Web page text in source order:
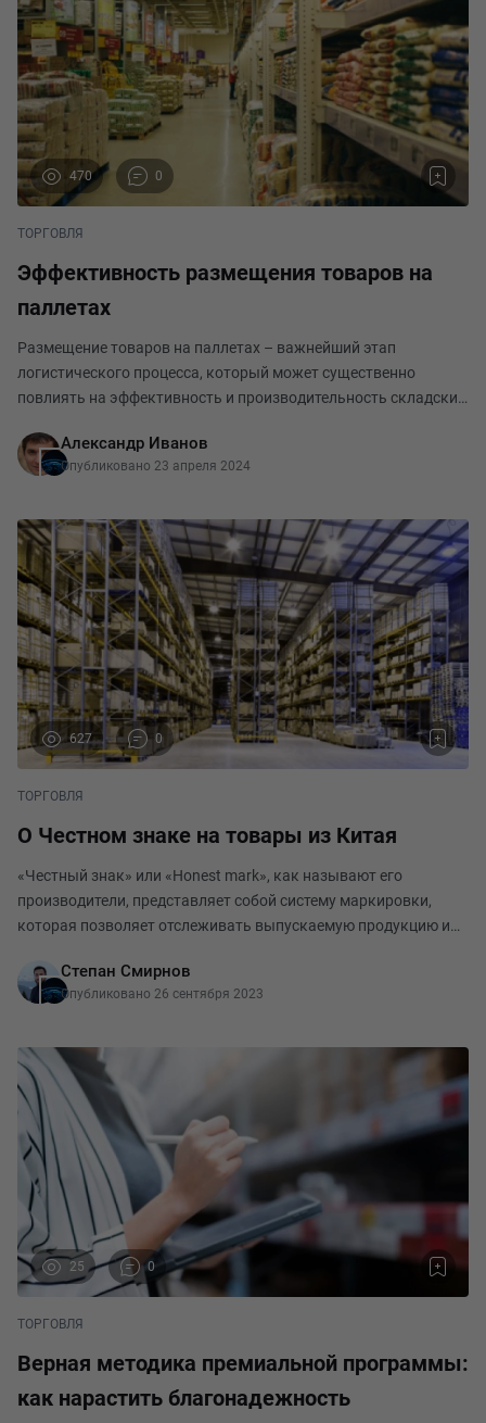
470 0
ТОРГОВЛЯ
Эффективность размещения товаров на
паллетах
Размещение товаров на паллетах – важнейший этап
логистического процесса, который может существенно
повлиять на эффективность и производительность складских
снизить издержки, ускорить процессы обработки то
Александр Иванов
Опубликовано 23 апреля 2024
627 0
ТОРГОВЛЯ
О Честном знаке на товары из Китая
«Честный знак» или «Honest mark», как называют его
производители, представляет собой систему маркировки,
которая позволяет отслеживать выпускаемую продукцию и
время маркировка распространяется на 16 видов то
Степан Смирнов
Опубликовано 26 сентября 2023
25 0
ТОРГОВЛЯ
Верная методика премиальной программы:
как нарастить благонадежность